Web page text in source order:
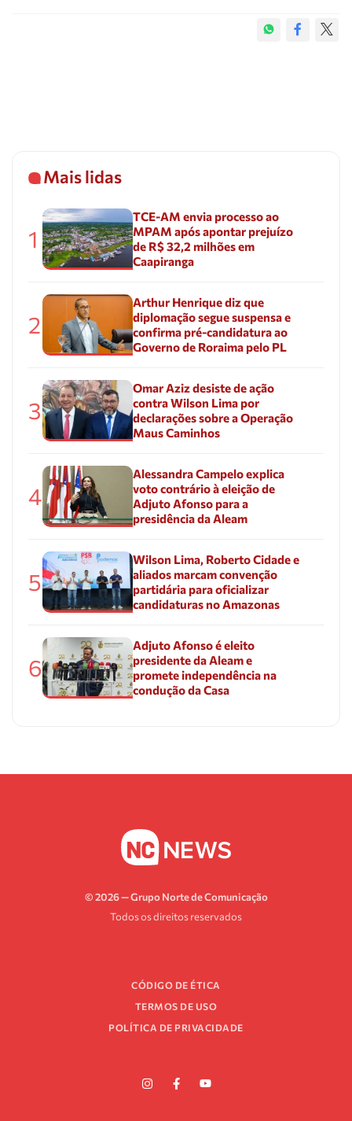
Mais lidas
1
TCE-AM envia processo ao
MPAM após apontar prejuízo
de R$ 32,2 milhões em
Caapiranga
2
Arthur Henrique diz que
diplomação segue suspensa e
confirma pré-candidatura ao
Governo de Roraima pelo PL
3
Omar Aziz desiste de ação
contra Wilson Lima por
declarações sobre a Operação
Maus Caminhos
4
Alessandra Campelo explica
voto contrário à eleição de
Adjuto Afonso para a
presidência da Aleam
5
Wilson Lima, Roberto Cidade e
aliados marcam convenção
partidária para oficializar
candidaturas no Amazonas
6
Adjuto Afonso é eleito
presidente da Aleam e
promete independência na
condução da Casa
© 2026 — Grupo Norte de Comunicação
Todos os direitos reservados
CÓDIGO DE ÉTICA
TERMOS DE USO
POLÍTICA DE PRIVACIDADE